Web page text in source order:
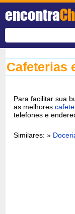
encontra
Cafeterias
Para facilitar sua
as melhores
telefones e
Similares: »